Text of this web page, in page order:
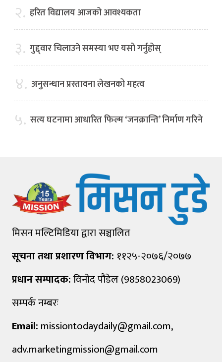
२. हरित विद्यालय आजको आवश्यकता
३. गुद्द्वार चिलाउने समस्या भए यसो गर्नुहोस्
४. अनुसन्धान प्रस्तावना लेखनको महत्व
५. सत्य घटनामा आधारित फिल्म ‘जनक्रान्ति’ निर्माण गरिने
मिसन मल्टिमिडिया द्वारा सञ्चालित
सूचना तथा प्रशारण विभाग: ११२५-२०७६/२०७७
प्रधान सम्पादक:विनोद पौडेल (9858023069)
सम्पर्क नम्बरः
Email: missiontodaydaily@gmail.com,
adv.marketingmission@gmail.com